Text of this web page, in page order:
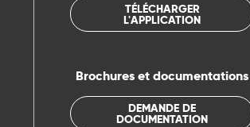
TÉLÉCHARGER
L'APPLICATION
Brochures et documentations
DEMANDE DE
DOCUMENTATION